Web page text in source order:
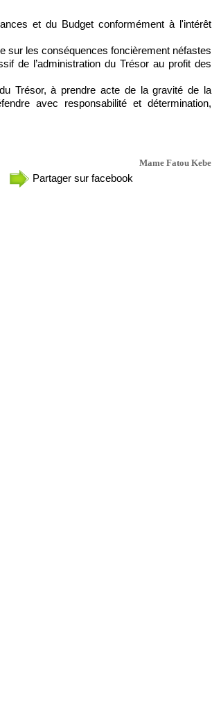
et du Budget conformément à l'intérêt
sur les conséquences foncièrement néfastes
de l’administration du Trésor au profit des
Trésor, à prendre acte de la gravité de la
avec responsabilité et détermination,
Mame Fatou Kebe
Partager sur facebook